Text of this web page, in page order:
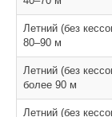
Летний (без
80–90 м
Летний (без
более 90 м
Летний (без